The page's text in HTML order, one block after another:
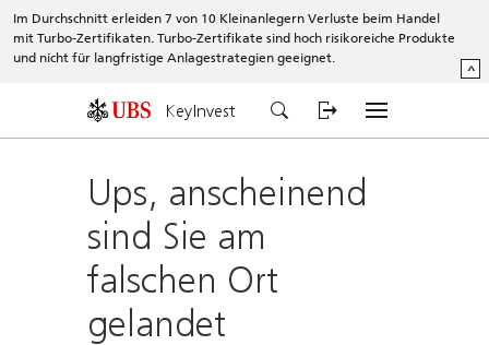
Im Durchschnitt erleiden 7 von 10 Kleinanlegern Verluste beim Handel
mit Turbo-Zertifikaten. Turbo-Zertifikate sind hoch risikoreiche Produkte
und nicht für langfristige Anlagestrategien geeignet.
^
KeyInvest
Ups, anscheinend
sind Sie am
falschen Ort
gelandet